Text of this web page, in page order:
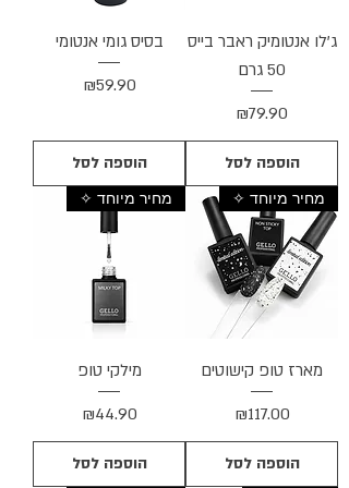
ג'לו אנטומיק ראבר בייס
50 גרם
מחיר
₪79.90
הוספה לסל
בסיס גומי אנטומי
מחיר
₪59.90
הוספה לסל
מחיר מיוחד ✧
מארז טופ קישוטים
מחיר
₪117.00
הוספה לסל
מחיר מיוחד ✧
מילקי טופ
מחיר
₪44.90
הוספה לסל